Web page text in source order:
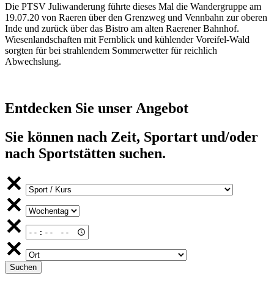
Die PTSV Juliwanderung führte dieses Mal die Wandergruppe am
19.07.20 von Raeren über den Grenzweg und Vennbahn zur oberen
Inde und zurück über das Bistro am alten Raerener Bahnhof.
Wiesenlandschaften mit Fernblick und kühlender Voreifel-Wald
sorgten für bei strahlendem Sommerwetter für reichlich
Abwechslung.
Entdecken Sie unser Angebot
Sie können nach Zeit, Sportart und/oder
nach Sportstätten suchen.